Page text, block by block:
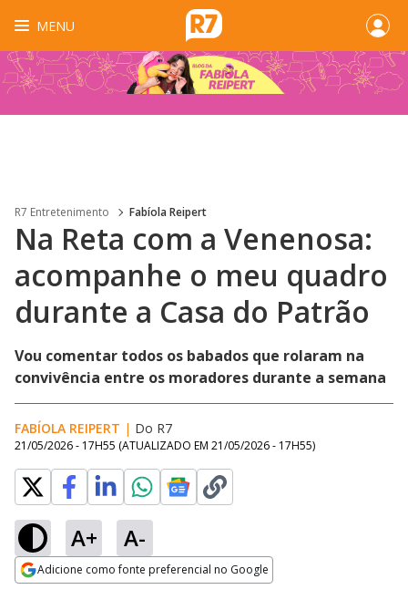
MENU
R7 Entretenimento Fabíola Reipert
Na Reta com a Venenosa:
acompanhe o meu quadro
durante a Casa do Patrão
Vou comentar todos os babados que rolaram na
convivência entre os moradores durante a semana
FABÍOLA REIPERT | Do R7
21/05/2026 - 17H55 (ATUALIZADO EM 21/05/2026 - 17H55)
A+ A-
Adicione como fonte preferencial no Google
Ativar
100.00%